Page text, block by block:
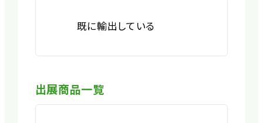
既に輸出している
出展商品一覧